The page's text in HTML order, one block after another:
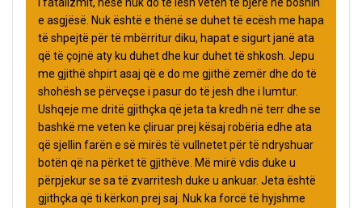
i fatalizmit, nëse nuk do të lësh veten të bjerë në boshin
e asgjësë. Nuk është e thënë se duhet të ecësh me hapa
të shpejtë për të mbërritur diku, hapat e sigurt janë ata
që të çojnë aty ku duhet dhe kur duhet të shkosh. Jepu
me gjithë shpirt asaj që e do me gjithë zemër dhe do të
shohësh se përveçse i pasur do të jesh dhe i lumtur.
Ushqeje me dritë gjithçka që jeta ta kredh në terr dhe se
bashkë me veten ke çliruar prej kësaj robëria edhe ata
që sjellin farën e së mirës të vullnetet për të ndryshuar
botën që na përket të gjithëve. Më mirë vdis duke u
përpjekur se sa të zvarritesh duke u ankuar. Jeta është
gjithçka që ti kërkon prej saj. Nuk ka forcë të hyjshme